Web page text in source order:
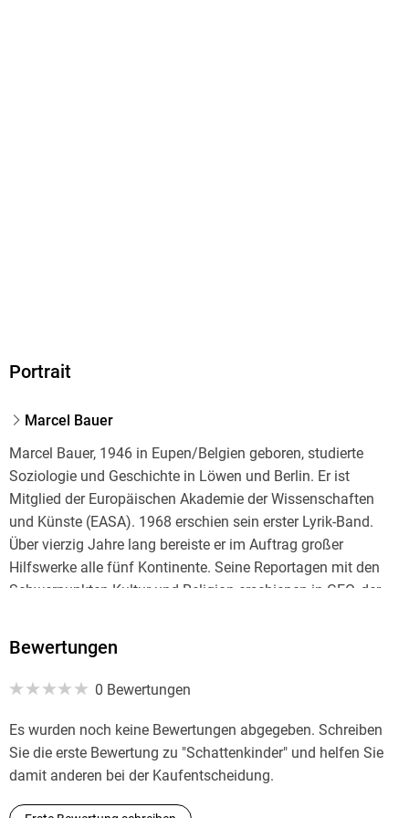
Portrait
Marcel Bauer
Marcel Bauer, 1946 in Eupen/Belgien geboren, studierte
Soziologie und Geschichte in Löwen und Berlin. Er ist
Mitglied der Europäischen Akademie der Wissenschaften
und Künste (EASA). 1968 erschien sein erster Lyrik-Band.
Über vierzig Jahre lang bereiste er im Auftrag großer
Hilfswerke alle fünf Kontinente. Seine Reportagen mit den
Schwerpunkten Kultur und Religion erschienen in GEO, der
und öffentlich-rechtliche Sender in Europa und Nordamerika
wurden international prämiert.
Marcel Bauer ist Autor mehrerer Sachbücher zur Geschichte
im Dreiländereck. Im Jahre 2016 veröffentlichte er seinen
ersten Roman »Shango Im Bann des Voodoo«. Im Rahmen
Bewertungen
0 Bewertungen
Es wurden noch keine Bewertungen abgegeben. Schreiben
Sie die erste Bewertung zu "Schattenkinder" und helfen Sie
damit anderen bei der Kaufentscheidung.